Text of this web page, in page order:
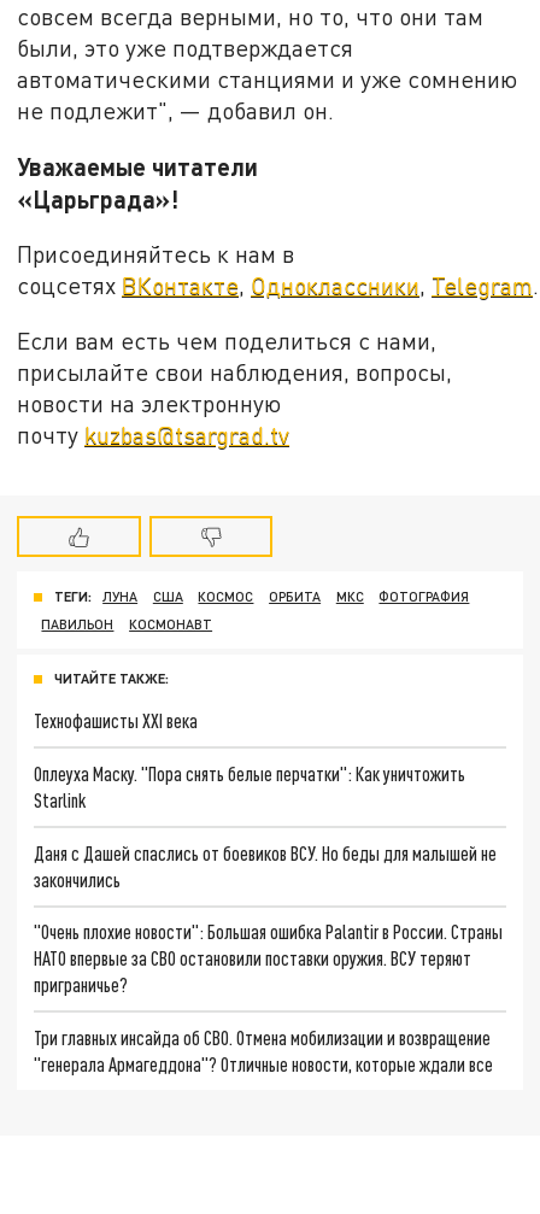
совсем всегда верными, но то, что они там
были, это уже подтверждается
автоматическими станциями и уже сомнению
не подлежит", — добавил он.
Уважаемые читатели
«Царьграда»!
Присоединяйтесь к нам в
соцсетях ВКонтакте, Одноклассники, Telegram.
Если вам есть чем поделиться с нами,
присылайте свои наблюдения, вопросы,
новости на электронную
почту kuzbas@tsargrad.tv
ТЕГИ: ЛУНА США КОСМОС ОРБИТА МКС
ФОТОГРАФИЯ
ПАВИЛЬОН
КОСМОНАВТ
ЧИТАЙТЕ ТАКЖЕ:
Технофашисты XXI века
Оплеуха Маску. "Пора снять белые перчатки": Как уничтожить
Starlink
Даня с Дашей спаслись от боевиков ВСУ. Но беды для малышей не
закончились
"Очень плохие новости": Большая ошибка Palantir в России. Страны
НАТО впервые за СВО остановили поставки оружия. ВСУ теряют
приграничье?
Три главных инсайда об СВО. Отмена мобилизации и возвращение
"генерала Армагеддона"? Отличные новости, которые ждали все